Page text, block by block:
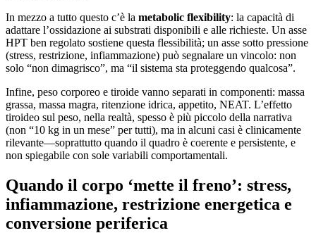
In mezzo a tutto questo c’è la metabolic flexibility: la capacità di
adattare l’ossidazione ai substrati disponibili e alle richieste. Un asse
HPT ben regolato sostiene questa flessibilità; un asse sotto pressione
(stress, restrizione, infiammazione) può segnalare un vincolo: non
solo “non dimagrisco”, ma “il sistema sta proteggendo qualcosa”.
Infine, peso corporeo e tiroide vanno separati in componenti: massa
grassa, massa magra, ritenzione idrica, appetito, NEAT. L’effetto
tiroideo sul peso, nella realtà, spesso è più piccolo della narrativa
(non “10 kg in un mese” per tutti), ma in alcuni casi è clinicamente
rilevante—soprattutto quando il quadro è coerente e persistente, e
non spiegabile con sole variabili comportamentali.
Quando il corpo ‘mette il freno’: stress,
infiammazione, restrizione energetica e
conversione periferica